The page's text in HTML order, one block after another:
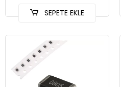
SEPETE EKLE